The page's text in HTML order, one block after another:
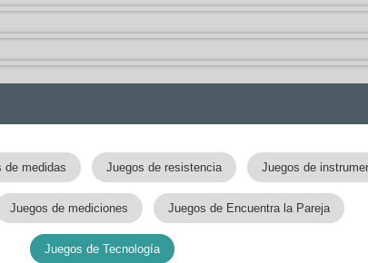
de medidas Juegos de resistencia Juegos de
Juegos de mediciones Juegos de Encuentra la Pareja
Juegos de Tecnología